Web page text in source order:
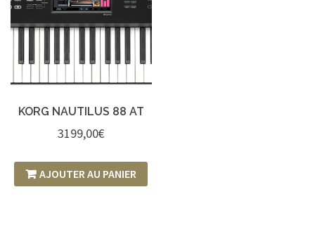
KORG NAUTILUS 88 AT
3199,00€
AJOUTER AU PANIER